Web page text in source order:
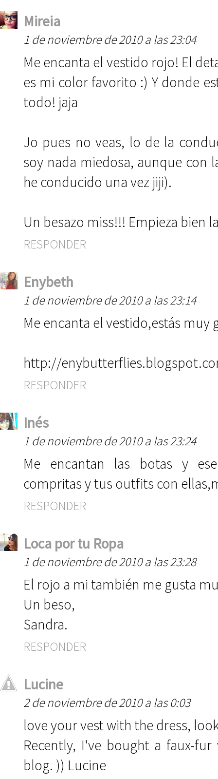
Mireia
1 de noviembre de 2010 a las 23:04
Me encanta el vestido rojo! El
es mi color favorito :) Y donde
todo! jaja
Jo pues no veas, lo de la
soy nada miedosa, aunque con
he conducido una vez jiji).
Un besazo miss!!! Empieza bien
RESPONDER
Enybeth
1 de noviembre de 2010 a las 23:14
Me encanta el vestido,estás muy
http://
RESPONDER
Inés
1 de noviembre de 2010 a las 23:24
Me encantan las botas y
compritas y tus outfits con
RESPONDER
Loca por tu Ropa
1 de noviembre de 2010 a las 23:28
El rojo a mi también me gusta
Un beso,
Sandra.
RESPONDER
Lucine
2 de noviembre de 2010 a las 0:03
love your vest with the dress,
Recently, I've bought a faux-
blog. )) Lucine